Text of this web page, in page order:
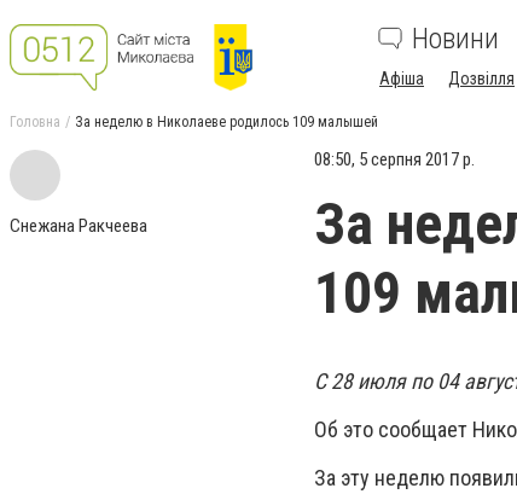
Новини
Афіша Дозвілля
Головна За неделю в Николаеве родилось 109 малышей
Снежана Ракчеева
08:50, 5 серпня 2017 р.
За
109
С 28 июля по 04
Об это сообщает
За эту неделю